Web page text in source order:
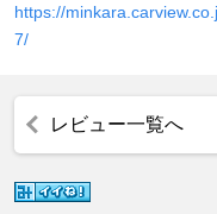
https://
7/
レビュー一覧へ